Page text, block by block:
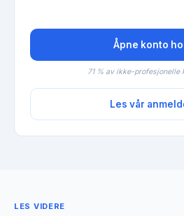
Åpne konto
71 % av ikke-profesjonelle
Les vår
LES VIDERE